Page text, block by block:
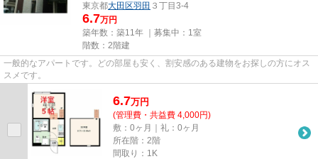
東京都大田区羽田 ３丁目3-4
6.7万円
築年数：築11年 ｜募集中： 1室
階数：2階建
一般的なアパートです。どの部屋も安く、割安感のある建物をお探しの方にオス
スメです。
6.7万円
(管理費・共益費 4,000円)
敷：0ヶ月｜礼：0ヶ月
所在階：2階
間取り：1K